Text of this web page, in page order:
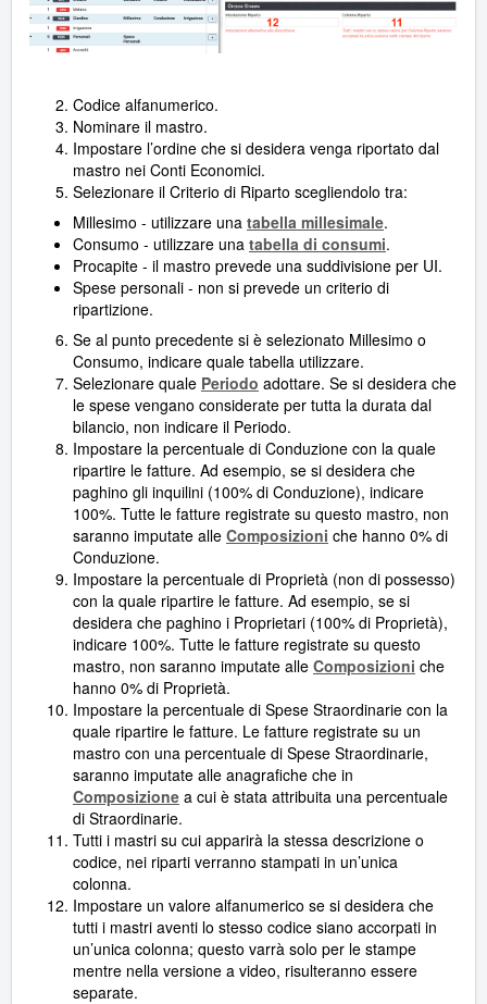
Codice alfanumerico.
Nominare il mastro.
Impostare l’ordine che si desidera venga riportato dal
mastro nei Conti Economici.
Selezionare il Criterio di Riparto scegliendolo tra:
Millesimo - utilizzare una tabella millesimale.
Consumo - utilizzare una tabella di consumi.
Procapite - il mastro prevede una suddivisione per UI.
Spese personali - non si prevede un criterio di
ripartizione.
Se al punto precedente si è selezionato Millesimo o
Consumo, indicare quale tabella utilizzare.
Selezionare quale Periodo adottare. Se si desidera che
le spese vengano considerate per tutta la durata dal
bilancio, non indicare il Periodo.
Impostare la percentuale di Conduzione con la quale
ripartire le fatture. Ad esempio, se si desidera che
paghino gli inquilini (100% di Conduzione), indicare
100%. Tutte le fatture registrate su questo mastro, non
saranno imputate alle Composizioni che hanno 0% di
Conduzione.
Impostare la percentuale di Proprietà (non di possesso)
con la quale ripartire le fatture. Ad esempio, se si
desidera che paghino i Proprietari (100% di Proprietà),
indicare 100%. Tutte le fatture registrate su questo
mastro, non saranno imputate alle Composizioni che
hanno 0% di Proprietà.
Impostare la percentuale di Spese Straordinarie con la
quale ripartire le fatture. Le fatture registrate su un
mastro con una percentuale di Spese Straordinarie,
saranno imputate alle anagrafiche che in
Composizione a cui è stata attribuita una percentuale
di Straordinarie.
Tutti i mastri su cui apparirà la stessa descrizione o
codice, nei riparti verranno stampati in un’unica
colonna.
Impostare un valore alfanumerico se si desidera che
tutti i mastri aventi lo stesso codice siano accorpati in
un’unica colonna; questo varrà solo per le stampe
mentre nella versione a video, risulteranno essere
separate.